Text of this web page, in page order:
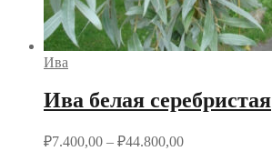
Ива
Ива белая серебристая
₽7.400,00 – ₽44.800,00